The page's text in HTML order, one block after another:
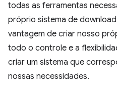
todas as ferramentas
próprio sistema de
vantagem de criar nosso
todo o controle e a
criar um sistema que
nossas necessidades.